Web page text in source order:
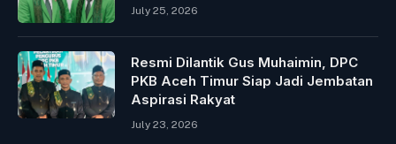
July 25, 2026
Resmi Dilantik Gus Muhaimin, DPC
PKB Aceh Timur Siap Jadi Jembatan
Aspirasi Rakyat
July 23, 2026